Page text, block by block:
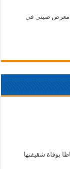
معرض صيني في
بوفاة شقيقتها